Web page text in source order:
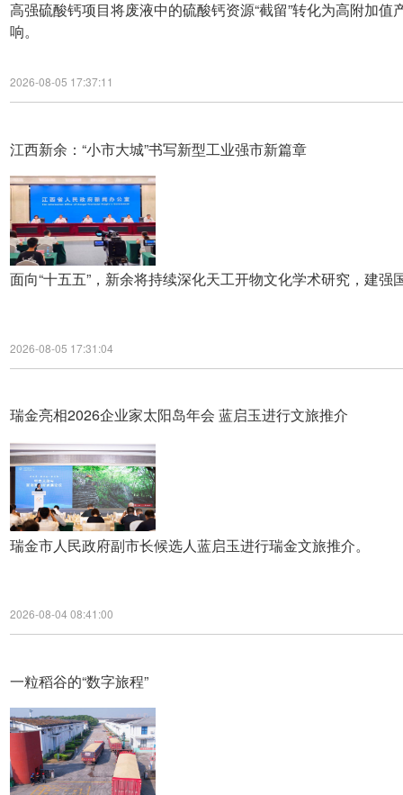
高强硫酸钙项目将废液中的硫酸钙资源“截留”转化为高附加
响。
2026-08-05 17:37:11
江西新余：“小市大城”书写新型工业强市新篇章
面向“十五五”，新余将持续深化天工开物文化学术研究，建
2026-08-05 17:31:04
瑞金亮相2026企业家太阳岛年会 蓝启玉进行文旅推介
瑞金市人民政府副市长候选人蓝启玉进行瑞金文旅推介。
2026-08-04 08:41:00
一粒稻谷的“数字旅程”